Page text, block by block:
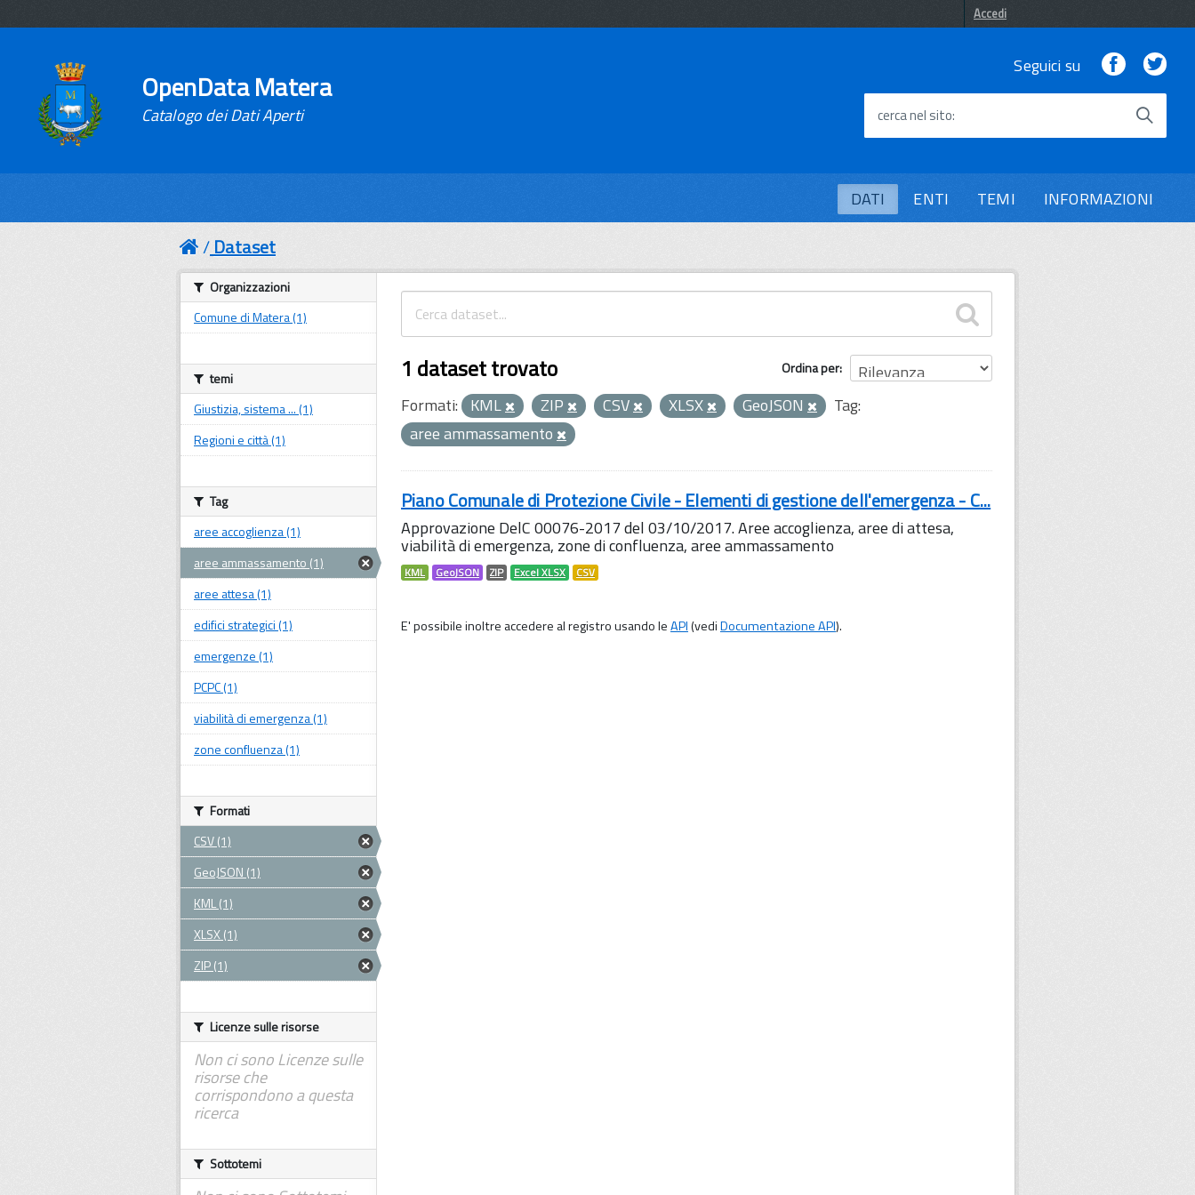
Accedi
OpenData Matera
Catalogo dei Dati Aperti
Seguici su Facebook
cerca nel sito
DATI ENTI TEMI INFORMAZIONI
Dataset
Ordina per
1 dataset trovato
Formati: KML ZIP CSV XLSX GeoJSON
Tag:
aree ammassamento
Piano Comunale di Protezione Civile - Elementi di gestione dell'emergenza - C...
Approvazione DelC 00076-2017 del 03/10/2017. Aree accoglienza, aree di attesa,
viabilità di emergenza, zone di confluenza, aree ammassamento
KML GeoJSON ZIP Excel XLSX CSV
E' possibile inoltre accedere al registro usando leAPI(vediDocumentazione API).
Organizzazioni
Comune di Matera (1)
temi
Giustizia, sistema ... (1)
Regioni e città (1)
Tag
aree accoglienza (1)
aree ammassamento (1)
aree attesa (1)
edifici strategici (1)
emergenze (1)
PCPC (1)
viabilità di emergenza (1)
zone confluenza (1)
Formati
CSV (1)
GeoJSON (1)
KML (1)
XLSX (1)
ZIP (1)
Licenze sulle risorse
Non ci sono Licenze sulle
risorse che
corrispondono a questa
ricerca
Sottotemi